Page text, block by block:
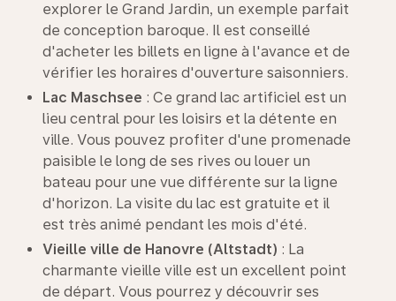
explorer le Grand Jardin, un exemple parfait
de conception baroque. Il est conseillé
d'acheter les billets en ligne à l'avance et de
vérifier les horaires d'ouverture saisonniers.
Lac Maschsee : Ce grand lac artificiel est un
lieu central pour les loisirs et la détente en
ville. Vous pouvez profiter d'une promenade
paisible le long de ses rives ou louer un
bateau pour une vue différente sur la ligne
d'horizon. La visite du lac est gratuite et il
est très animé pendant les mois d'été.
Vieille ville de Hanovre (Altstadt) : La
charmante vieille ville est un excellent point
de départ. Vous pourrez y découvrir ses